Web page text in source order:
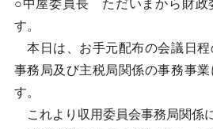
○中屋委員長 ただいまから財政
す。
本日は、お手元配布の会議日程
事務局及び主税局関係の事務事
す。
これより収用委員会事務局関係